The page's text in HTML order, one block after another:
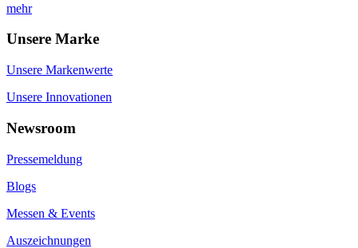
mehr
Unsere Marke
Unsere Markenwerte
Unsere Innovationen
Newsroom
Pressemeldung
Blogs
Messen & Events
Auszeichnungen